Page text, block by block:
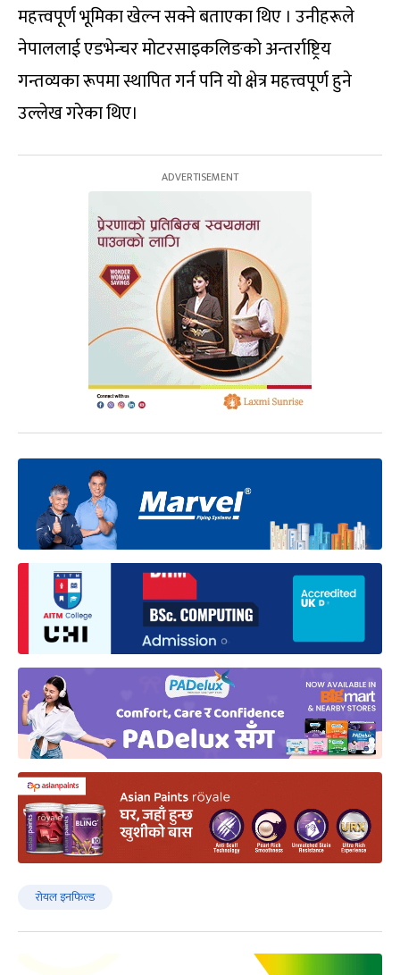
महत्त्वपूर्ण भूमिका खेल्न सक्ने बताएका थिए । उनीहरूले
नेपाललाई एडभेन्चर मोटरसाइकलिङको अन्तर्राष्ट्रिय
गन्तव्यका रूपमा स्थापित गर्न पनि यो क्षेत्र महत्त्वपूर्ण हुने
उल्लेख गरेका थिए।
रोयल इनफिल्ड